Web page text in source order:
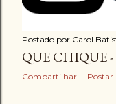
Postado por Carol
QUE CHIQUE
Compartilhar